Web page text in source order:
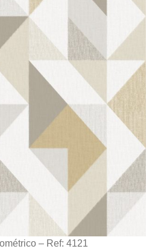
– Ref: 4121